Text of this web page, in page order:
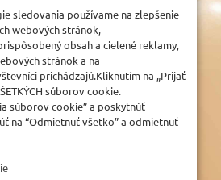
sledovania používame na zlepšenie
webových stránok,
obsah a cielené reklamy,
stránok a na
prichádzajú.Kliknutím na „Prijať
súborov cookie.
súborov cookie” a poskytnúť
na “Odmietnuť všetko” a odmietnuť